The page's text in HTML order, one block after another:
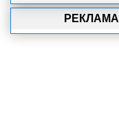
РЕКЛАМА